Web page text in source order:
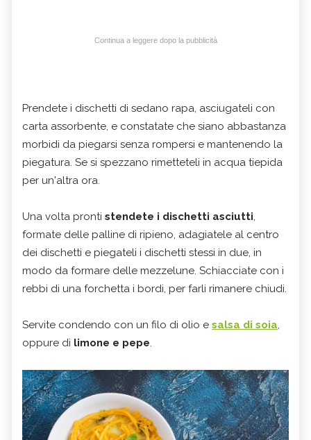
Continua a leggere dopo la pubblicità
Prendete i dischetti di sedano rapa, asciugateli con
carta assorbente, e constatate che siano abbastanza
morbidi da piegarsi senza rompersi e mantenendo la
piegatura. Se si spezzano rimetteteli in acqua tiepida
per un'altra ora.
Una volta pronti stendete i dischetti asciutti,
formate delle palline di ripieno, adagiatele al centro
dei dischetti e piegateli i dischetti stessi in due, in
modo da formare delle mezzelune. Schiacciate con i
rebbi di una forchetta i bordi, per farli rimanere chiudi.
Servite condendo con un filo di olio e salsa di soia,
oppure di limone e pepe.